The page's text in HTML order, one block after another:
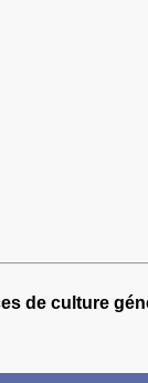
de culture